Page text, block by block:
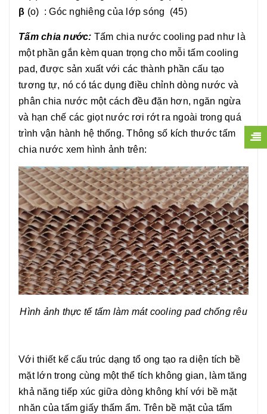
β (o) : Góc nghiêng của lớp sóng (45)
Tấm chia nước: Tấm chia nước cooling pad như là
một phần gắn kèm quan trọng cho mỗi tấm cooling
pad, được sản xuất với các thành phần cấu tạo
tương tự, nó có tác dụng điều chỉnh dòng nước và
phân chia nước một cách đều đặn hơn, ngăn ngừa
và hạn chế các giọt nước rơi rớt ra ngoài trong quá
trình vận hành hệ thống. Thông số kích thước tấm
chia nước xem hình ảnh trên:
Hình ảnh thực tế tấm làm mát cooling pad chống rêu
Với thiết kế cấu trúc dạng tổ ong tạo ra diện tích bề
mặt lớn trong cùng một thể tích không gian, làm tăng
khả năng tiếp xúc giữa dòng không khí với bề mặt
nhăn của tấm giấy thấm ẩm. Trên bề mặt của tấm